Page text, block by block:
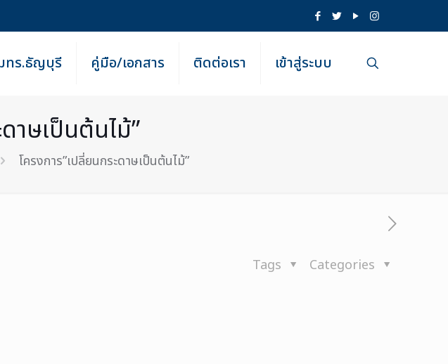
ทร.ธัญบุรี คู่มือ/เอกสาร ติดต่อเรา เข้าสู่ระบบ
าษเป็นต้นไม้”
โครงการ”เปลี่ยนกระดาษเป็นต้นไม้”
Categories
Tags